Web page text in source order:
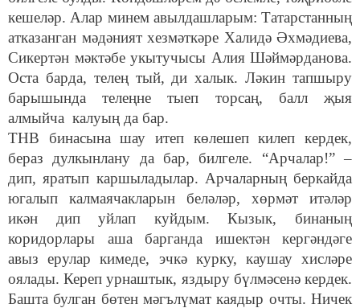
кешеләр. Алар минем авылдашларым: Татарстанның
атказанган мәдәният хезмәткәре Халидә Әхмәдиева,
Сикертән мәктәбе укытучысы Алия Шәймәрданова.
Оста барда, телең тый, ди халык. Ләкин тапшыру
барышында телеңне тыеп торсаң, балл җыя
алмыйча калуың да бар.
ТНВ бинасына шау итеп көлешеп килеп кердек,
бераз дулкынлану да бар, билгеле. “Арчалар!” –
дип, яратып каршыладылар. Арчаларның беркайда
югалып калмаячакларын беләләр, хөрмәт итәләр
икән дип уйлап куйдым. Кызык, бинаның
коридорлары аша барганда ишектән кергәндәге
авыз ерулар кимеде, эчкә курку, каушау хисләре
оялады. Кереп урнаштык, яздыру бүлмәсенә кердек.
Башта булган бөтен мәгълүмат каядыр очты. Ничек